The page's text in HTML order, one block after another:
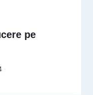
pe